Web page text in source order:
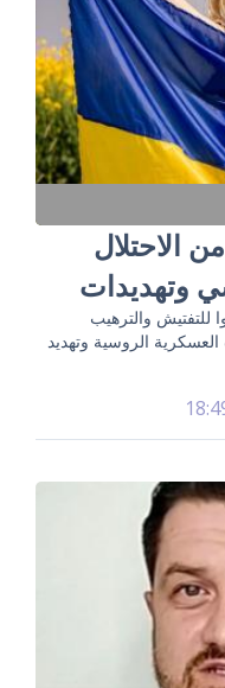
من الاحتلال
وتهديدات
للتفتيش والترهيب
الروسية وتهديد